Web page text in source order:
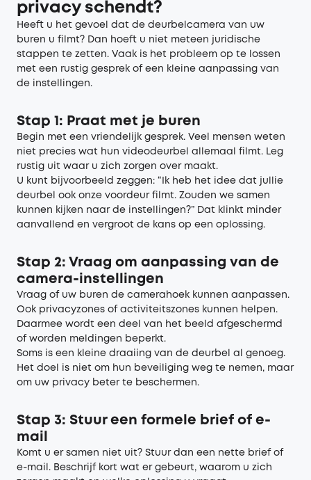
privacy schendt?
Heeft u het gevoel dat de deurbelcamera van uw
buren u filmt? Dan hoeft u niet meteen juridische
stappen te zetten. Vaak is het probleem op te lossen
met een rustig gesprek of een kleine aanpassing van
de instellingen.
Stap 1: Praat met je buren
Begin met een vriendelijk gesprek. Veel mensen weten
niet precies wat hun videodeurbel allemaal filmt. Leg
rustig uit waar u zich zorgen over maakt.
U kunt bijvoorbeeld zeggen: “Ik heb het idee dat jullie
deurbel ook onze voordeur filmt. Zouden we samen
kunnen kijken naar de instellingen?” Dat klinkt minder
aanvallend en vergroot de kans op een oplossing.
Stap 2: Vraag om aanpassing van de
camera-instellingen
Vraag of uw buren de camerahoek kunnen aanpassen.
Ook privacyzones of activiteitszones kunnen helpen.
Daarmee wordt een deel van het beeld afgeschermd
of worden meldingen beperkt.
Soms is een kleine draaiing van de deurbel al genoeg.
Het doel is niet om hun beveiliging weg te nemen, maar
om uw privacy beter te beschermen.
Stap 3: Stuur een formele brief of e-
mail
Komt u er samen niet uit? Stuur dan een nette brief of
e-mail. Beschrijf kort wat er gebeurt, waarom u zich